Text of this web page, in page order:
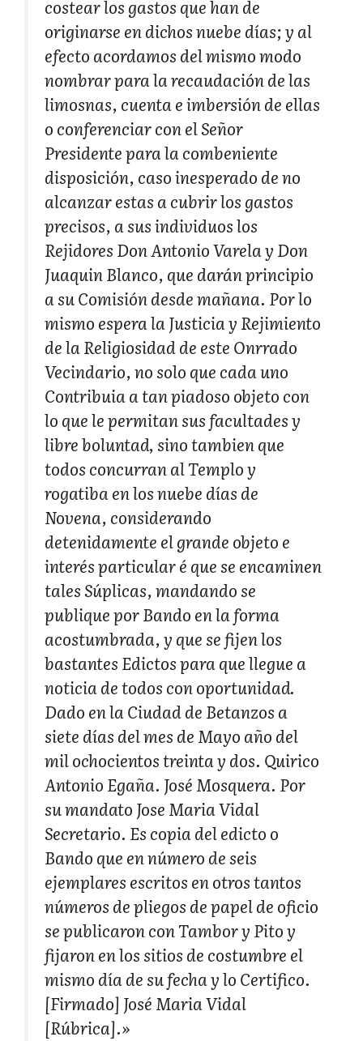
costear los gastos que han de
originarse en dichos nuebe días; y al
efecto acordamos del mismo modo
nombrar para la recaudación de las
limosnas, cuenta e imbersión de ellas
o conferenciar con el Señor
Presidente para la combeniente
disposición, caso inesperado de no
alcanzar estas a cubrir los gastos
precisos, a sus individuos los
Rejidores Don Antonio Varela y Don
Juaquin Blanco, que darán principio
a su Comisión desde mañana. Por lo
mismo espera la Justicia y Rejimiento
de la Religiosidad de este Onrrado
Vecindario, no solo que cada uno
Contribuia a tan piadoso objeto con
lo que le permitan sus facultades y
libre boluntad, sino tambien que
todos concurran al Templo y
rogatiba en los nuebe días de
Novena, considerando
detenidamente el grande objeto e
interés particular é que se encaminen
tales Súplicas, mandando se
publique por Bando en la forma
acostumbrada, y que se fijen los
bastantes Edictos para que llegue a
noticia de todos con oportunidad.
Dado en la Ciudad de Betanzos a
siete días del mes de Mayo año del
mil ochocientos treinta y dos. Quirico
Antonio Egaña. José Mosquera. Por
su mandato Jose Maria Vidal
Secretario. Es copia del edicto o
Bando que en número de seis
ejemplares escritos en otros tantos
números de pliegos de papel de oficio
se publicaron con Tambor y Pito y
fijaron en los sitios de costumbre el
mismo día de su fecha y lo Certifico.
[Firmado] José Maria Vidal
[Rúbrica].»